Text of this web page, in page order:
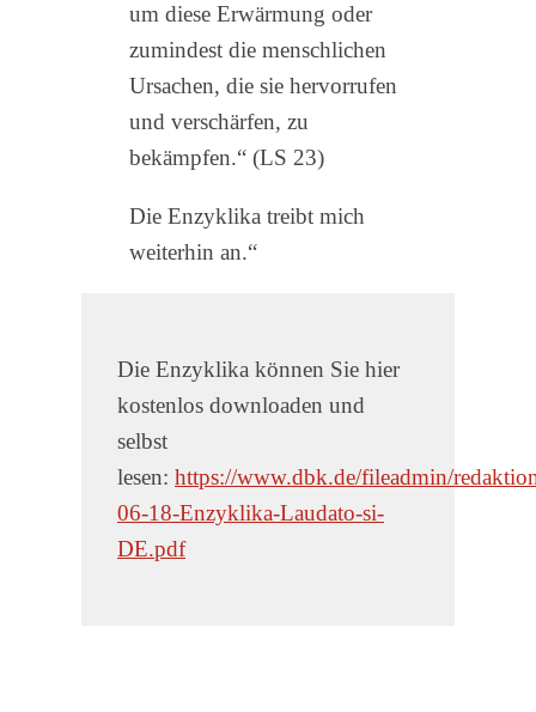
um diese Erwärmung oder
zumindest die menschlichen
Ursachen, die sie hervorrufen
und verschärfen, zu
bekämpfen.“ (LS 23)
Die Enzyklika treibt mich
weiterhin an.“
Die Enzyklika können Sie hier
kostenlos downloaden und
selbst
lesen: https://www.dbk.de/fileadmin/
06-18-Enzyklika-Laudato-si-
DE.pdf